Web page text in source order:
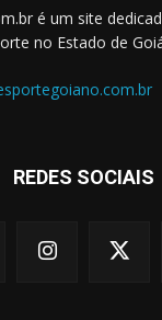
é um site
no Estado de
REDES SOCIAIS